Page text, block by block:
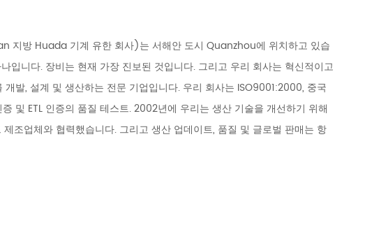
지방 Huada 기계 유한 회사)는 서해안 도시 Quanzhou에 위치하고 있습
입니다. 장비는 현재 가장 진보된 것입니다. 그리고 우리 회사는 혁신적이고
발, 설계 및 생산하는 전문 기업입니다. 우리 회사는 ISO9001:2000, 중국
및 ETL 인증의 품질 테스트. 2002년에 우리는 생산 기술을 개선하기 위해
조업체와 협력했습니다. 그리고 생산 업데이트, 품질 및 글로벌 판매는 항